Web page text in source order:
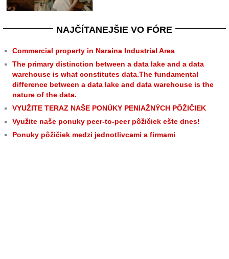
NAJČÍTANEJŠIE VO FÓRE
Commercial property in Naraina Industrial Area
The primary distinction between a data lake and a data
warehouse is what constitutes data.The fundamental
difference between a data lake and data warehouse is the
nature of the data.
VYUŽITE TERAZ NAŠE PONÚKY PENIAŽNÝCH PÔŽIČIEK
Využite naše ponuky peer-to-peer pôžičiek ešte dnes!
Ponuky pôžičiek medzi jednotlivcami a firmami